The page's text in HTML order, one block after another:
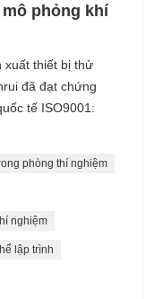
phỏng khí
xuất thiết bị thử
đã đạt chứng
tế ISO9001:
phòng thí nghiệm
nghiệm
lập trình